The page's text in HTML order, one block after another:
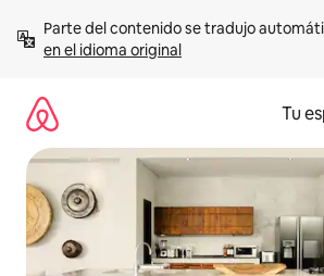
contenido
Parte del contenido se tradujo
en el idioma original
Tu